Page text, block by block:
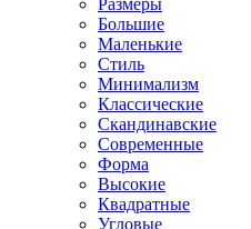
Размеры
Большие
Маленькие
Стиль
Минимализм
Классические
Скандинавские
Современные
Форма
Высокие
Квадратные
Угловые